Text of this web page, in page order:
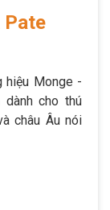
Pate
hiệu Monge -
cho thú
châu Âu nói